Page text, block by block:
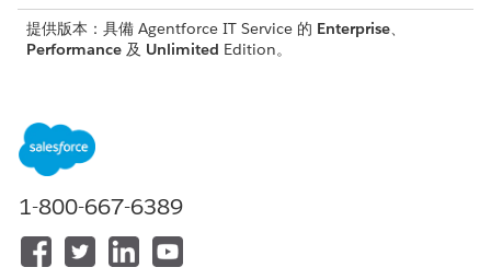
提供版本：具備 Agentforce IT Service 的 Enterprise、
Performance 及 Unlimited Edition。
件」權益管理。此原則會在建立事件記錄時生效,並在記錄狀態
達到「已解決」、「已完成」或「已結束」時結束。原則根據事
「問題 SLA 的標準支援」原則會連結至標準「問題」權益,並會
從建立記錄開始,套用至預設營業時間內的問題記錄。原則主要
1-800-667-6389